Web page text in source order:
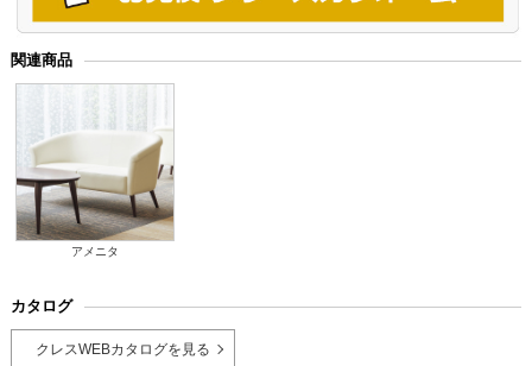
関連商品
アメニタ
カタログ
クレスWEBカタログを見る